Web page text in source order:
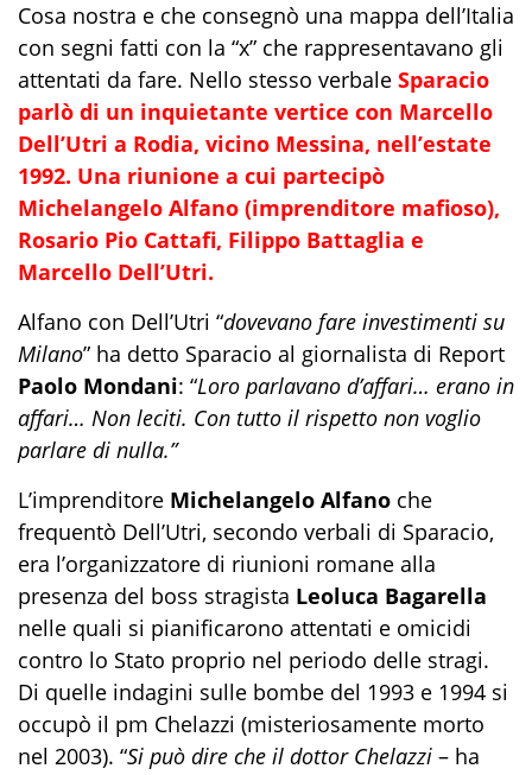
Cosa nostra e che consegnò una mappa dell’Italia
con segni fatti con la “x” che rappresentavano gli
attentati da fare. Nello stesso verbale Sparacio
parlò di un inquietante vertice con Marcello
Dell’Utri a Rodia, vicino Messina, nell’estate
1992. Una riunione a cui partecipò
Michelangelo Alfano (imprenditore mafioso),
Rosario Pio Cattafi, Filippo Battaglia e
Marcello Dell’Utri.
Alfano con Dell’Utri “dovevano fare investimenti su
Milano” ha detto Sparacio al giornalista di Report
Paolo Mondani: “Loro parlavano d’affari… erano in
affari… Non leciti. Con tutto il rispetto non voglio
parlare di nulla.”
L’imprenditore Michelangelo Alfano che
frequentò Dell’Utri, secondo verbali di Sparacio,
era l’organizzatore di riunioni romane alla
presenza del boss stragista Leoluca Bagarella
nelle quali si pianificarono attentati e omicidi
contro lo Stato proprio nel periodo delle stragi.
Di quelle indagini sulle bombe del 1993 e 1994 si
occupò il pm Chelazzi (misteriosamente morto
nel 2003). “Si può dire che il dottor Chelazzi – ha